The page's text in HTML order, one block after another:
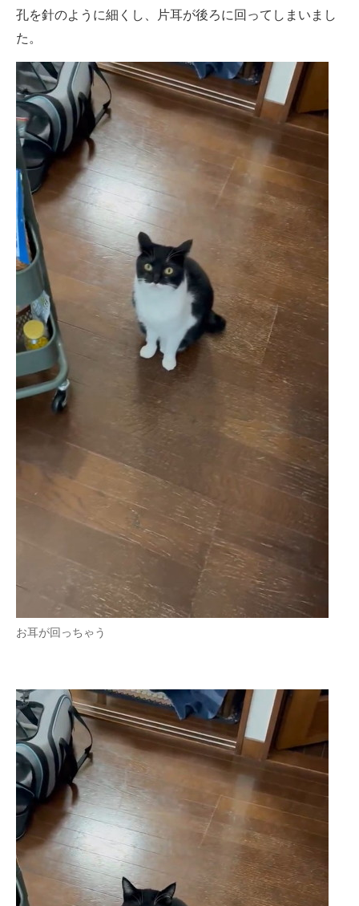
孔を針のように細くし、片耳が後ろに回ってしまいまし
た。
お耳が回っちゃう